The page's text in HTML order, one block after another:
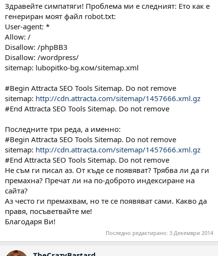
т
а
Здравейте симпатяги! Проблема ми е следният: Ето как е
генериран моят файл robot.txt:
User-agent: *
Allow: /
Disallow: /phpBB3
Disallow: /wordpress/
sitemap: lubopitko-bg.ком/sitemap.xml
#Begin Attracta SEO Tools Sitemap. Do not remove
sitemap: http://cdn.attracta.com/sitemap/1457666.xml.gz
#End Attracta SEO Tools Sitemap. Do not remove
Последните три реда, а именно:
#Begin Attracta SEO Tools Sitemap. Do not remove
sitemap: http://cdn.attracta.com/sitemap/1457666.xml.gz
#End Attracta SEO Tools Sitemap. Do not remove
Не съм ги писал аз. От къде се появяват? Трябва ли да ги
премахна? Пречат ли на по-доброто индексиране на
сайта?
Аз често ги премахвам, но те се появяват сами. Какво да
правя, посъветвайте ме!
Благодаря Ви!
Последно редактирано: 3 Декември 2014